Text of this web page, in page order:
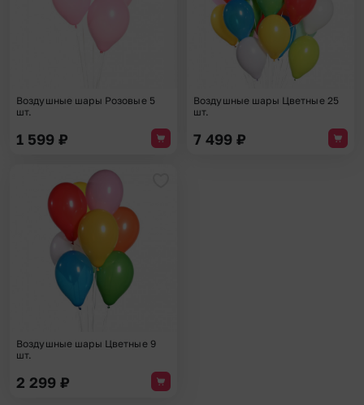
Воздушные шары Розовые 5
шт.
1 599 ₽
Воздушные шары Цветные 25
шт.
7 499 ₽
Воздушные шары Цветные 9
шт.
2 299 ₽